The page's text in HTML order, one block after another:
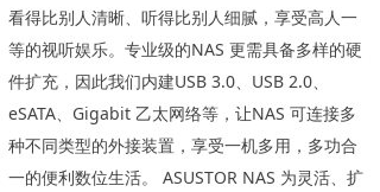
看得比别人清晰、听得比别人细腻，享受高人一
等的视听娱乐。专业级的NAS 更需具备多样的硬
件扩充，因此我们内建USB 3.0、USB 2.0、
eSATA、Gigabit 乙太网​络​等，让NAS 可连接多
种不同类型的外接装置，享受一机多用，多功合
一的便利数位生活。 ASUSTOR NAS 为灵活、扩